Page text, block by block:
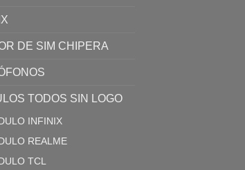
DE SIM CHIPERA
TODOS SIN LOGO
INFINIX
REALME
TCL